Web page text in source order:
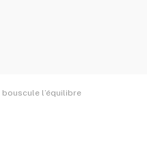
l’équilibre